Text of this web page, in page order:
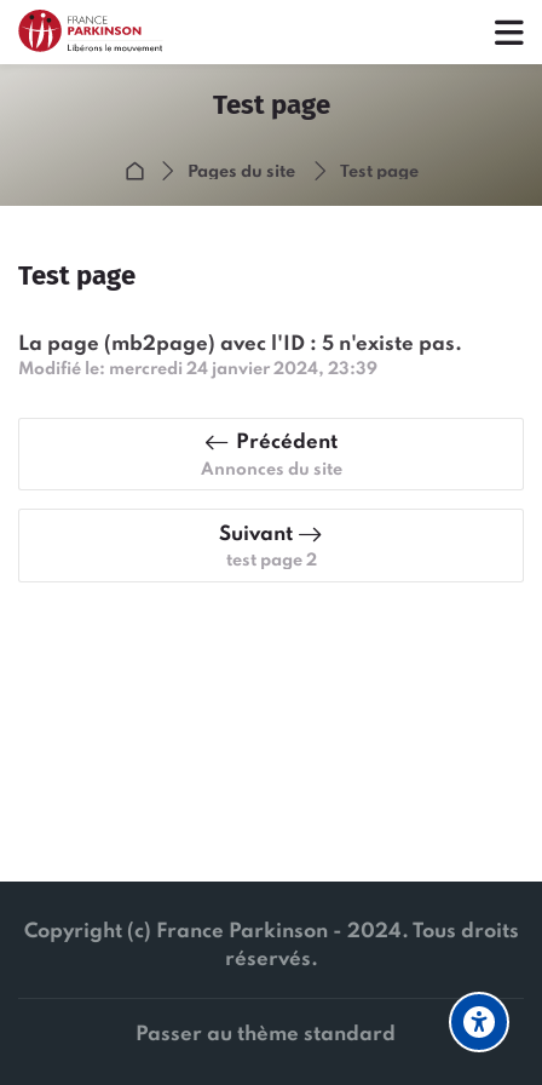
Passer à la navigation
Passer au formulaire de connexion
Passer au contenu principal
Passer aux options d'accessibilité
Passer au pied de page
Ignorer les options d'accessibilité
Test page
Accueil
Pages du site Test page
Test page
La page (mb2page) avec l'ID : 5 n'existe pas.
Modifié le: mercredi 24 janvier 2024, 23:39
Précédent
Annonces du site
Suivant
test page 2
Copyright (c) France Parkinson - 2024. Tous droits
réservés.
Passer au thème standard